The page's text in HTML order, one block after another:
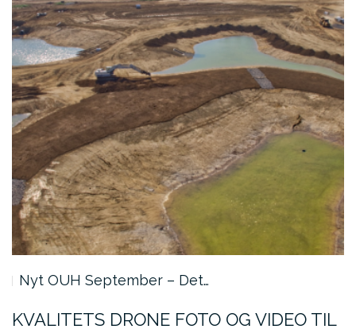
Nyt OUH September – Det…
KVALITETS DRONE FOTO OG VIDEO TIL